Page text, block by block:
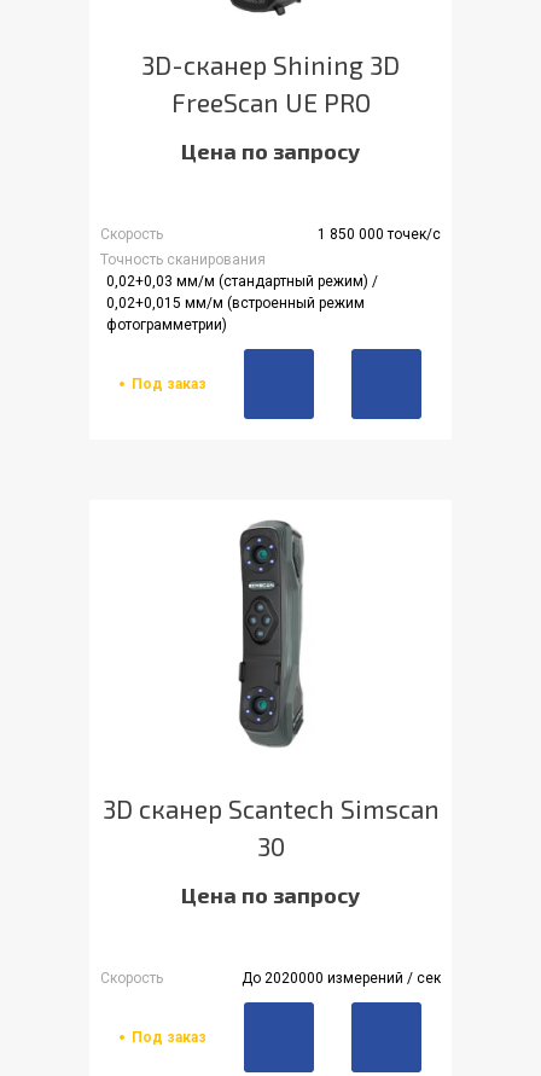
3D-сканер Shining 3D
FreeScan UE PRO
Цена по запросу
Скорость
1 850 000 точек/с
Точность сканирования
0,02+0,03 мм/м (стандартный режим) /
0,02+0,015 мм/м (встроенный режим
фотограмметрии)
Под заказ
3D сканер Scantech Simscan
30
Цена по запросу
Скорость До 2020000 измерений / сек
Под заказ